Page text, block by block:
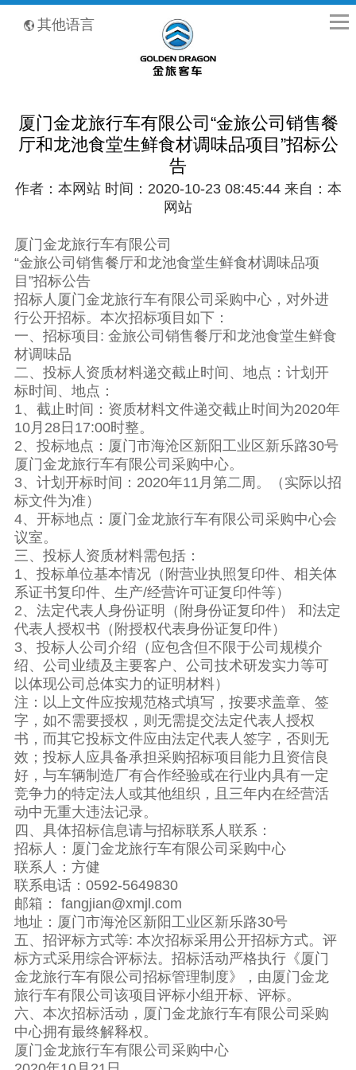
其他语言
厦门金龙旅行车有限公司“金旅公司销售餐
厅和龙池食堂生鲜食材调味品项目”招标公
告
作者：本网站 时间：2020-10-23 08:45:44 来自：本
网站
厦门金龙旅行车有限公司
“金旅公司销售餐厅和龙池食堂生鲜食材调味品项
目”招标公告
招标人厦门金龙旅行车有限公司采购中心，对外进
行公开招标。本次招标项目如下：
一、招标项目: 金旅公司销售餐厅和龙池食堂生鲜食
材调味品
二、投标人资质材料递交截止时间、地点：计划开
标时间、地点：
1、截止时间：资质材料文件递交截止时间为2020年
10月28日17:00时整。
2、投标地点：厦门市海沧区新阳工业区新乐路30号
厦门金龙旅行车有限公司采购中心。
3、计划开标时间：2020年11月第二周。（实际以招
标文件为准）
4、开标地点：厦门金龙旅行车有限公司采购中心会
议室。
三、投标人资质材料需包括：
1、投标单位基本情况（附营业执照复印件、相关体
系证书复印件、生产/经营许可证复印件等）
2、法定代表人身份证明（附身份证复印件） 和法定
代表人授权书（附授权代表身份证复印件）
3、投标人公司介绍（应包含但不限于公司规模介
绍、公司业绩及主要客户、公司技术研发实力等可
以体现公司总体实力的证明材料）
注：以上文件应按规范格式填写，按要求盖章、签
字，如不需要授权，则无需提交法定代表人授权
书，而其它投标文件应由法定代表人签字，否则无
效；投标人应具备承担采购招标项目能力且资信良
好，与车辆制造厂有合作经验或在行业内具有一定
竞争力的特定法人或其他组织，且三年内在经营活
动中无重大违法记录。
四、具体招标信息请与招标联系人联系：
招标人：厦门金龙旅行车有限公司采购中心
联系人：方健
联系电话：0592-5649830
邮箱： fangjian@xmjl.com
地址：厦门市海沧区新阳工业区新乐路30号
五、招评标方式等: 本次招标采用公开招标方式。评
标方式采用综合评标法。招标活动严格执行《厦门
金龙旅行车有限公司招标管理制度》，由厦门金龙
旅行车有限公司该项目评标小组开标、评标。
六、本次招标活动，厦门金龙旅行车有限公司采购
中心拥有最终解释权。
厦门金龙旅行车有限公司采购中心